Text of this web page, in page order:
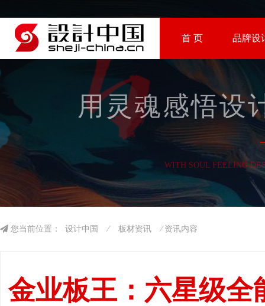
首 页 品牌设
用灵魂感悟设
WITH SOUL FEELING
您当前位置： 设计中国 ⁄ 板材资讯 ⁄ 资讯内容
金业板王：六星级全